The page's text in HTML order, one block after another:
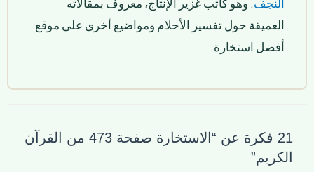
النجف. وهو كاتب غزير الإنتاج، معروف بمقالاته
العميقة حول تفسير الأحلام ومواضيع أخرى على موقع
أفضل استخارة.
21 فكرة عن “الاستخارة صفحة 473 من القرآن
الكريم”